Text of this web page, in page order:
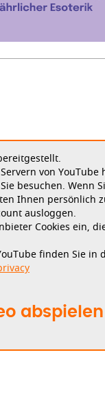
von YouTube
besuchen. Wenn
Ihnen persönlich
ausloggen.
Cookies ein,
finden Sie in
abspielen